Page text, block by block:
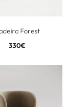
Forest
330€